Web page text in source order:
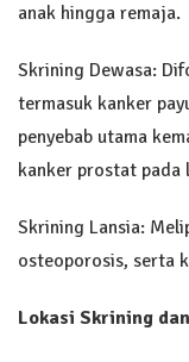
anak hingga remaja.
Skrining Dewasa:
termasuk kanker
penyebab utama
kanker prostat pada
Skrining Lansia:
osteoporosis, serta
Lokasi Skrining